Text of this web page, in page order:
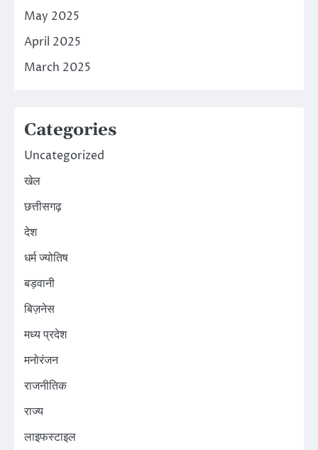
May 2025
April 2025
March 2025
Categories
Uncategorized
खेल
छत्तीसगढ़
देश
धर्म ज्योतिष
बड़वानी
बिज़नेस
मध्य प्रदेश
मनोरंजन
राजनीतिक
राज्य
लाइफस्टाइल